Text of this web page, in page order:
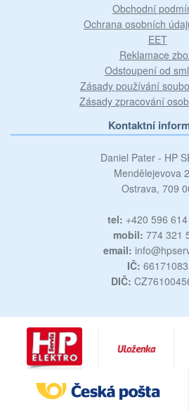
Obchodní
Ochrana osobních
EET
Reklamace
Odstoupení od
Zásady používání
Zásady zpracování
Kontaktní
Daniel Pater - HP
Mendělejevova
Ostrava, 709
tel: +420 596
mobil: 774 321
email:
IČ: 66171083
DIČ: